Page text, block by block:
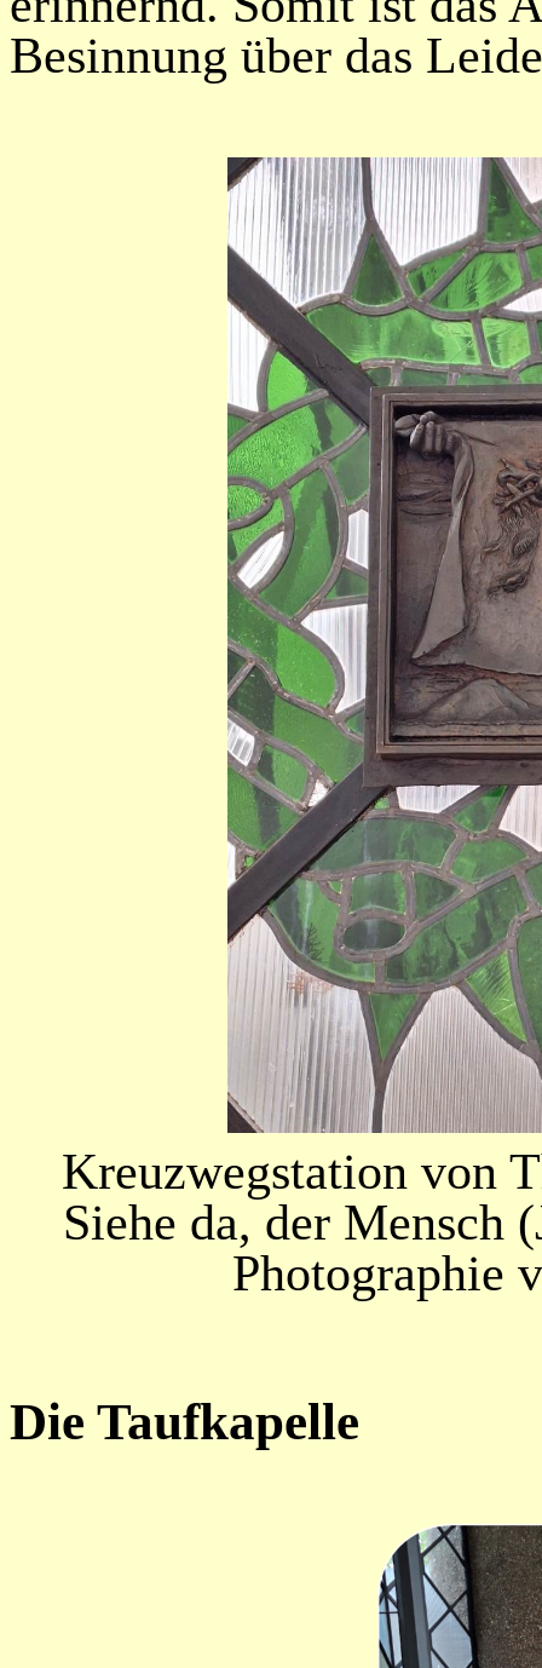
Besinnung über das
Kreuzwegstation von
Siehe da, der Mensch
Photographie
Die Taufkapelle